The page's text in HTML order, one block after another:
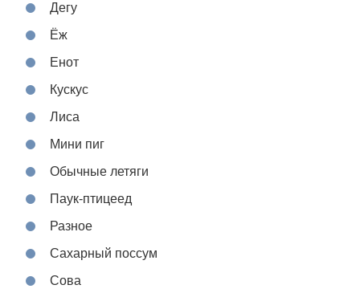
Дегу
Ёж
Енот
Кускус
Лиса
Мини пиг
Обычные летяги
Паук-птицеед
Разное
Сахарный поссум
Сова